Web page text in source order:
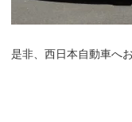
是非、西日本自動車へ